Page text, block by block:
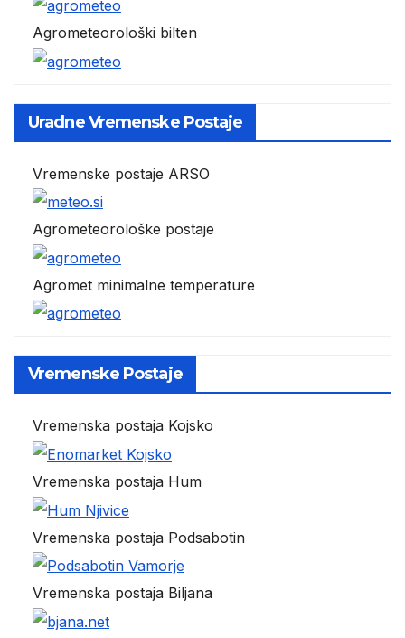
Agrometeorološki bilten
Uradne Vremenske Postaje
Vremenske postaje ARSO
Agrometeorološke postaje
Agromet minimalne temperature
Vremenske Postaje
Vremenska postaja Kojsko
Vremenska postaja Hum
Vremenska postaja Podsabotin
Vremenska postaja Biljana